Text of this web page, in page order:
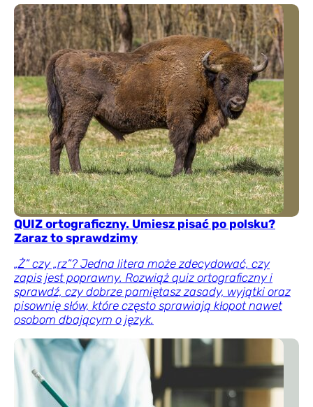
QUIZ ortograficzny. Umiesz pisać po polsku?
Zaraz to sprawdzimy
„Ż” czy „rz”? Jedna litera może zdecydować, czy
zapis jest poprawny. Rozwiąż quiz ortograficzny i
sprawdź, czy dobrze pamiętasz zasady, wyjątki oraz
pisownię słów, które często sprawiają kłopot nawet
osobom dbającym o język.